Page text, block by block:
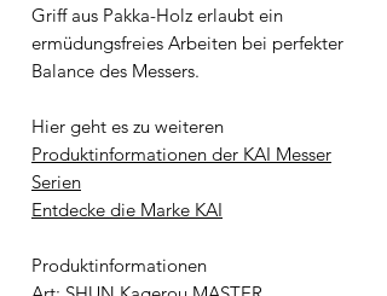
Griff aus Pakka-Holz erlaubt ein
ermüdungsfreies Arbeiten bei perfekter
Balance des Messers.
Hier geht es zu weiteren
Produktinformationen der KAI Messer
Serien
Entdecke die Marke KAI
Produktinformationen